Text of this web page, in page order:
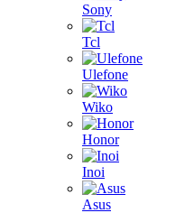
Sony
Tcl
Ulefone
Wiko
Honor
Inoi
Asus